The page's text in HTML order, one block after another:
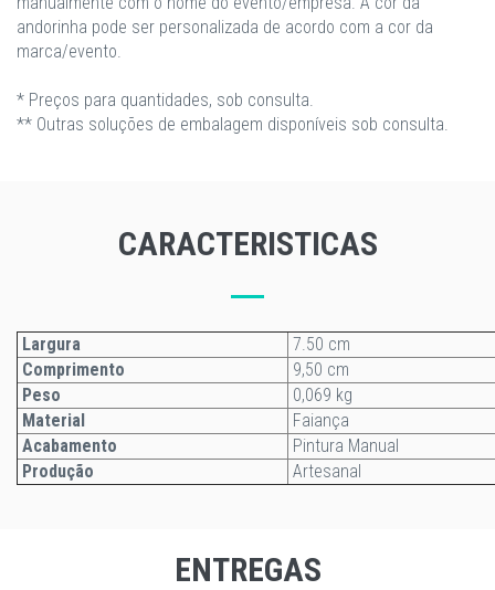
andorinha pode ser personalizada de acordo com a cor da
marca/evento.
* Preços para quantidades, sob consulta.
** Outras soluções de embalagem disponíveis sob consulta.
CARACTERISTICAS
Largura
7.50 cm
Comprimento
9,50 cm
Peso
0,069 kg
Material
Faiança
Acabamento
Pintura Manual
Produção
Artesanal
ENTREGAS